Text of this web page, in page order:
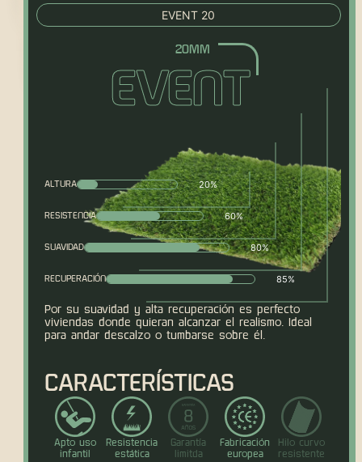
EVENT 20
EVENT
ALTURA 20%
RESISTENCIA 60%
SUAVIDAD 80%
RECUPERACIÓN 85%
Por su suavidad y alta recuperación es perfecto
viviendas donde quieran alcanzar el realismo. Ideal
para andar descalzo o tumbarse sobre él.
CARACTERÍSTICAS
Apto uso
infantil
Resistencia
estática
Garantía
limitda
Fabricación
europea
Hilo curvo
resistente